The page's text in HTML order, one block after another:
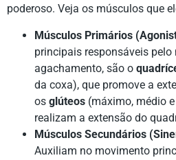
poderoso. Veja os músculos que
Músculos Primários
principais responsáveis
agachamento, são o
da coxa), que promove a
os glúteos (máximo, médio
realizam a extensão do
Músculos Secundários
Auxiliam no movimento